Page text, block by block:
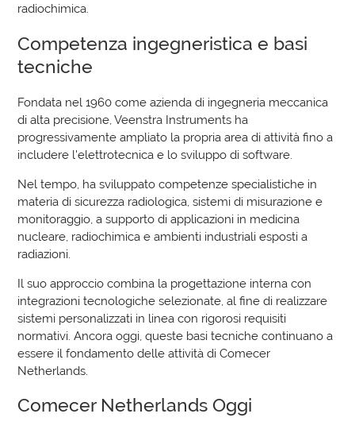
radiochimica.
Competenza ingegneristica e basi
tecniche
Fondata nel 1960 come azienda di ingegneria meccanica
di alta precisione, Veenstra Instruments ha
progressivamente ampliato la propria area di attività fino a
includere l'elettrotecnica e lo sviluppo di software.
Nel tempo, ha sviluppato competenze specialistiche in
materia di sicurezza radiologica, sistemi di misurazione e
monitoraggio, a supporto di applicazioni in medicina
nucleare, radiochimica e ambienti industriali esposti a
radiazioni.
Il suo approccio combina la progettazione interna con
integrazioni tecnologiche selezionate, al fine di realizzare
sistemi personalizzati in linea con rigorosi requisiti
normativi. Ancora oggi, queste basi tecniche continuano a
essere il fondamento delle attività di Comecer
Netherlands.
Comecer Netherlands Oggi